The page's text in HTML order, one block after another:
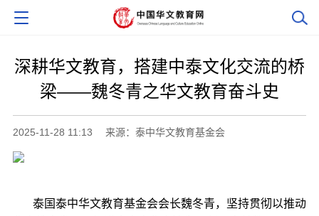
深耕华文教育，搭建中泰文化交流的桥
梁——魏冬青之华文教育奋斗史
2025-11-28 11:13 来源：泰中华文教育基金会
泰国泰中华文教育基金会会长魏冬青，坚持贯彻以推动